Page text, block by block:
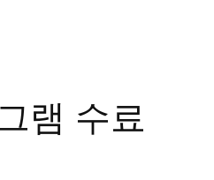
램 수료